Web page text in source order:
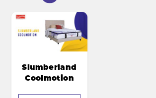
Slumberland
Coolmotion